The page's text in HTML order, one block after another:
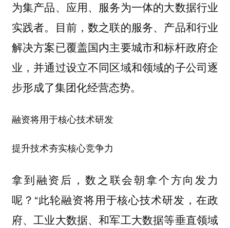
为集产品、应用、服务为一体的大数据行业
实践者。目前，数之联的服务、产品和行业
解决方案已覆盖国内主要城市和标杆政府企
业，并通过设立不同区域和领域的子公司逐
步形成了集团化经营态势。
融资将用于核心技术研发
提升技术夯实核心竞争力
拿到融资后，数之联会朝拿个方向发力
呢？“此轮融资将用于核心技术研发，在政
府、工业大数据、和军工大数据等垂直领域